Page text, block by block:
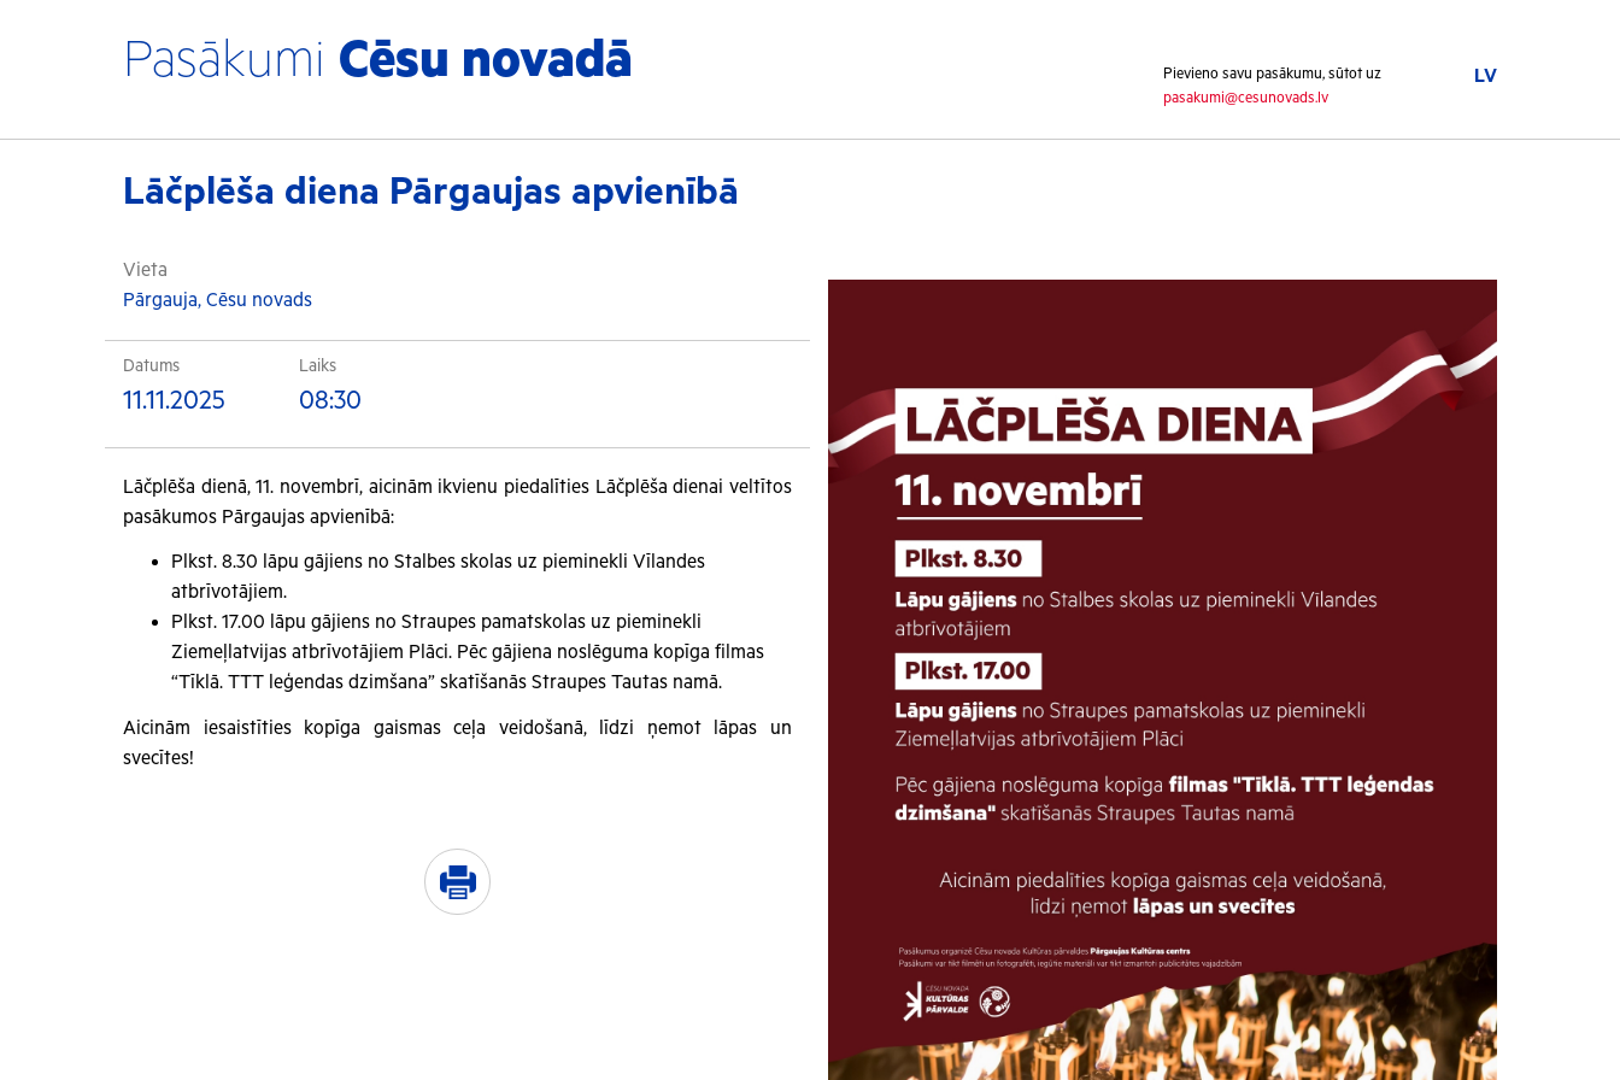
Pasākumi Cēsu novadā LV
Pievieno savu pasākumu, sūtot uz
pasakumi@cesunovads.lv
Lāčplēša diena Pārgaujas apvienībā
Vieta
Pārgauja, Cēsu novads
Datums
11.11.2025
Laiks
08:30
Lāčplēša dienā, 11. novembrī, aicinām ikvienu piedalīties Lāčplēša dienai veltītos
pasākumos Pārgaujas apvienībā:
Plkst. 8.30 lāpu gājiens no Stalbes skolas uz pieminekli Vīlandes
atbrīvotājiem.
Plkst. 17.00 lāpu gājiens no Straupes pamatskolas uz pieminekli
Ziemeļlatvijas atbrīvotājiem Plāci. Pēc gājiena noslēguma kopīga filmas
“Tīklā. TTT leģendas dzimšana” skatīšanās Straupes Tautas namā.
Aicinām iesaistīties kopīga gaismas ceļa veidošanā, līdzi ņemot lāpas un
svecītes!